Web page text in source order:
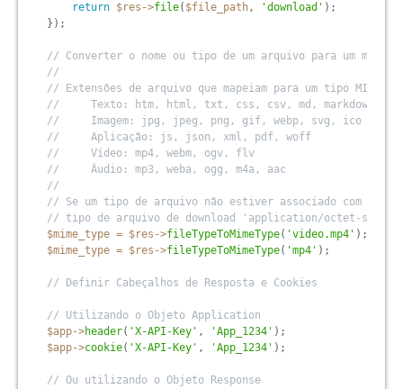
return $res ->file( $file_path, 'download' ) ;
} ) ;
// Converter o nome ou tipo de um arquivo para um mime-
//
// Extensões de arquivo que mapeiam para um tipo MIME
//     Texto: htm, html, txt, css, csv, md, markdown,
//     Imagem: jpg, jpeg, png, gif, webp, svg, ico
//     Aplicação: js, json, xml, pdf, woff
//     Vídeo: mp4, webm, ogv, flv
//     Áudio: mp3, weba, ogg, m4a, aac
//
// Se um tipo de arquivo não estiver associado com um
// tipo de arquivo de download 'application/octet-
$mime_type = $res ->fileTypeToMimeType( 'video.mp4' ) ;
$mime_type = $res ->fileTypeToMimeType( 'mp4' ) ;
// Definir Cabeçalhos de Resposta e Cookies
// Utilizando o Objeto Application
$app->header( 'X-API-Key' , 'App_1234' ) ;
$app->cookie( 'X-API-Key' , 'App_1234' ) ;
// Ou utilizando o Objeto Response